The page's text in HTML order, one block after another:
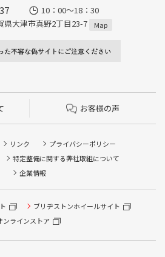
10：00～18：30
大津市真野2丁目23-7
Map
お客様の声
リンク
プライバシーポリシー
特定整備に関する弊社取組について
企業情報
ブリヂストンホイールサイト
ンラインストア